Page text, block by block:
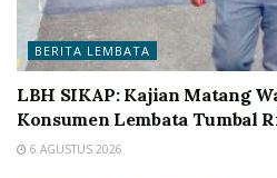
BERITA LEMBATA
LBH SIKAP: Kajian Matang
Konsumen Lembata Tumbal
6 AGUSTUS 2026